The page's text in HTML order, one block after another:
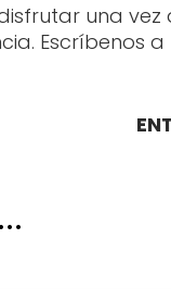
una vez
Escríbenos a